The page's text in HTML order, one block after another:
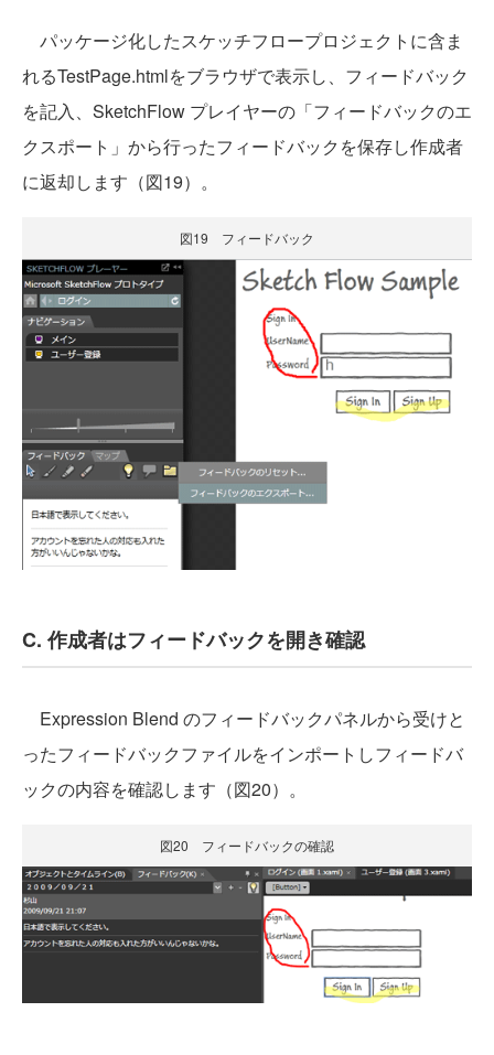
パッケージ化したスケッチフロープロジェクトに含ま
れるTestPage.htmlをブラウザで表示し、フィードバック
を記入、SketchFlow プレイヤーの「フィードバックのエ
クスポート」から行ったフィードバックを保存し作成者
に返却します（図19）。
図19 フィードバック
C. 作成者はフィードバックを開き確認
Expression Blend のフィードバックパネルから受けと
ったフィードバックファイルをインポートしフィードバ
ックの内容を確認します（図20）。
図20 フィードバックの確認